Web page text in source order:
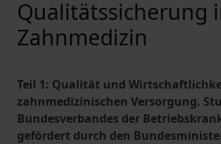
Qualitätssicherung
Zahnmedizin
Teil 1: Qualität und
zahnmedizinischen Versorgung.
Bundesverbandes der
gefördert durch den